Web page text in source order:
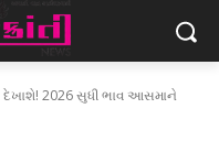
દેખાશે! 2026 સુધી ભાવ આસમાને